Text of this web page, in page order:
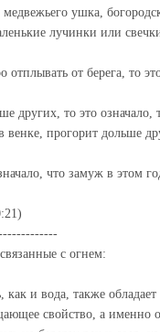
ушка,
лучинки или
отплывать от берега, то
других, то это означало,
венке, прогорит дольше
что замуж в этом
с огнем:
и вода, также
свойство, а именно